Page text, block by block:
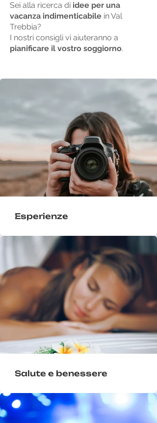
Sei alla ricerca di idee per una
vacanza indimenticabile in Val
Trebbia?
I nostri consigli vi aiuteranno a
pianificare il vostro soggiorno.
Esperienze
Salute e benessere